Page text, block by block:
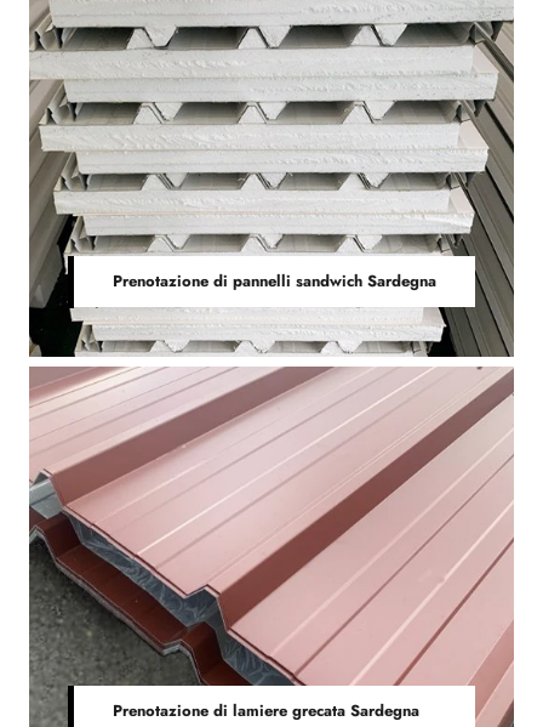
Prenotazione di pannelli sandwich Sardegna
Prenotazione di lamiere grecata Sardegna